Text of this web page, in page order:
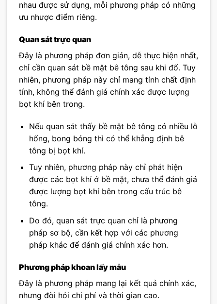
nhau được sử dụng, mỗi phương pháp có những
ưu nhược điểm riêng.
Quan sát trực quan
Đây là phương pháp đơn giản, dễ thực hiện nhất,
chỉ cần quan sát bề mặt bê tông sau khi đổ. Tuy
nhiên, phương pháp này chỉ mang tính chất định
tính, không thể đánh giá chính xác được lượng
bọt khí bên trong.
Nếu quan sát thấy bề mặt bê tông có nhiều lỗ
hổng, bong bóng thì có thể khẳng định bê
tông bị bọt khí.
Tuy nhiên, phương pháp này chỉ phát hiện
được các bọt khí ở bề mặt, chưa thể đánh giá
được lượng bọt khí bên trong cấu trúc bê
tông.
Do đó, quan sát trực quan chỉ là phương
pháp sơ bộ, cần kết hợp với các phương
pháp khác để đánh giá chính xác hơn.
Phương pháp khoan lấy mẫu
Đây là phương pháp mang lại kết quả chính xác,
nhưng đòi hỏi chi phí và thời gian cao.